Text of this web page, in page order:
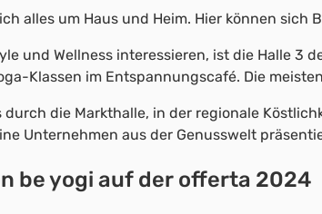
alles um Haus und Heim. Hier können
und Wellness interessieren, ist die Halle
Klassen im Entspannungscafé. Die
die Markthalle, in der regionale
Unternehmen aus der Genusswelt
be yogi auf der offerta 2024